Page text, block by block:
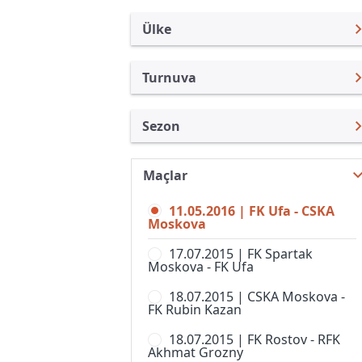
Ülke
Rusya
Türkiye
Uluslararası
Uluslararası Kulüpler
Turkiye
İngiltere
Almanya Amatör
Fransa
Turnuva
Rusya Kupası
Süper Kupa
2. Liga, Division A
2. Liga, Division B, Grup 1
2. Liga, Division B, Grup 3
2. Liga, Division B, Grup 4
Sezon
Premier Lig 26/27
Premier Lig 25/26
Premier Lig 24/25
Premier Lig 23/24
Premier Lig 22/23
Premier Lig 21/22
Maçlar
11.05.2016 | FK Ufa - CSKA
Moskova
17.07.2015 | FK Spartak
Moskova - FK Ufa
18.07.2015 | CSKA Moskova -
FK Rubin Kazan
18.07.2015 | FK Rostov - RFK
Akhmat Grozny